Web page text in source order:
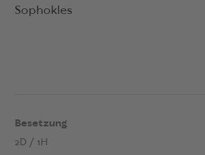
Sophokles
Besetzung
2D / 1H